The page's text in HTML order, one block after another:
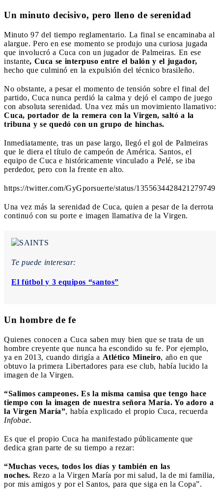
Un minuto decisivo, pero lleno de serenidad
Minuto 97 del tiempo reglamentario. La final se encaminaba al
alargue. Pero en ese momento se produjo una curiosa jugada
que involucró a Cuca con un jugador de Palmeiras. En ese
instante, Cuca se interpuso entre el balón y el jugador,
hecho que culminó en la expulsión del técnico brasileño.
No obstante, a pesar el momento de tensión sobre el final del
partido, Cuca nunca perdió la calma y dejó el campo de juego
con absoluta serenidad. Una vez más un movimiento llamativo:
Cuca, portador de la remera con la Virgen, saltó a la
tribuna y se quedó con un grupo de hinchas.
Inmediatamente, tras un pase largo, llegó el gol de Palmeiras
que le diera el título de campeón de América. Santos, el
equipo de Cuca e históricamente vinculado a Pelé, se iba
perdedor, pero con la frente en alto.
https://twitter.com/GyGporsuerte/status/1355634428421279749
Una vez más la serenidad de Cuca, quien a pesar de la derrota
continuó con su porte e imagen llamativa de la Virgen.
Te puede interesar:
El fútbol y 3 equipos “santos”
Un hombre de fe
Quienes conocen a Cuca saben muy bien que se trata de un
hombre creyente que nunca ha escondido su fe. Por ejemplo,
ya en 2013, cuando dirigía a Atlético Mineiro, año en que
obtuvo la primera Libertadores para ese club, había lucido la
imagen de la Virgen.
“Salimos campeones. Es la misma camisa que tengo hace
tiempo con la imagen de nuestra señora María. Yo adoro a
la Virgen María”, había explicado el propio Cuca, recuerda
Infobae.
Es que el propio Cuca ha manifestado públicamente que
dedica gran parte de su tiempo a rezar:
“Muchas veces, todos los días y también en las
noches. Rezo a la Virgen María por mi salud, la de mi familia,
por mis amigos y por el Santos, para que siga en la Copa”.